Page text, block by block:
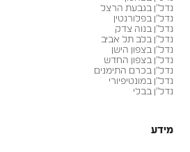
נדל״ן בגבעת הרצל
נדל״ן בפלורנטין
נדל״ן בנוה צדק
נדל״ן בלב תל אביב
נדל״ן בצפון הישן
נדל״ן בצפון החדש
נדל״ן בכרם התימנים
נדל״ן במונטיפיורי
נדל״ן בבלי
מידע